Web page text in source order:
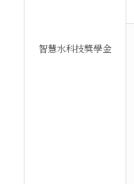
智慧水科技獎學金